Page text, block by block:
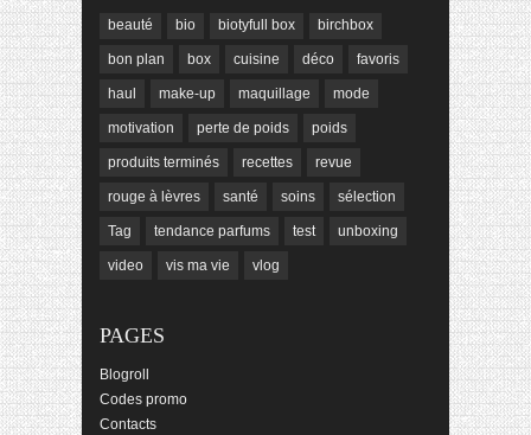
beauté bio biotyfull box birchbox
bon plan box cuisine déco favoris
haul make-up maquillage mode
motivation perte de poids poids
produits terminés recettes revue
rouge à lèvres santé soins sélection
Tag tendance parfums test unboxing
video vis ma vie vlog
PAGES
Blogroll
Codes promo
Contacts